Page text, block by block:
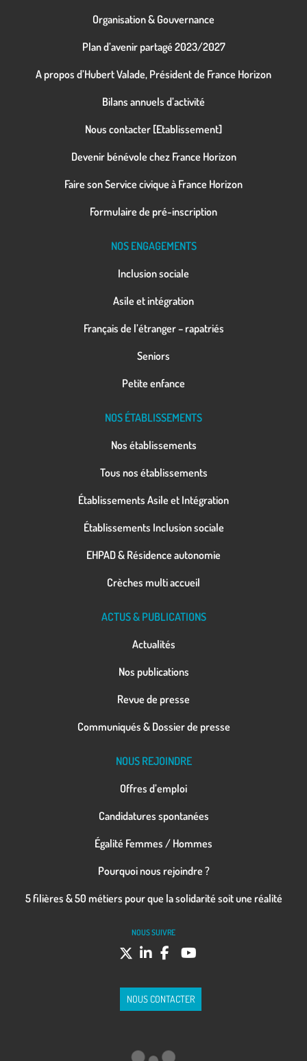
Organisation & Gouvernance
Plan d’avenir partagé 2023/2027
A propos d’Hubert Valade, Président de France Horizon
Bilans annuels d’activité
Nous contacter [Etablissement]
Devenir bénévole chez France Horizon
Faire son Service civique à France Horizon
Formulaire de pré-inscription
NOS ENGAGEMENTS
Inclusion sociale
Asile et intégration
Français de l’étranger – rapatriés
Seniors
Petite enfance
NOS ÉTABLISSEMENTS
Nos établissements
Tous nos établissements
Établissements Asile et Intégration
Établissements Inclusion sociale
EHPAD & Résidence autonomie
Crèches multi accueil
ACTUS & PUBLICATIONS
Actualités
Nos publications
Revue de presse
Communiqués & Dossier de presse
NOUS REJOINDRE
Offres d’emploi
Candidatures spontanées
Égalité Femmes / Hommes
Pourquoi nous rejoindre ?
5 filières & 50 métiers pour que la solidarité soit une réalité
NOUS SUIVRE
NOUS CONTACTER